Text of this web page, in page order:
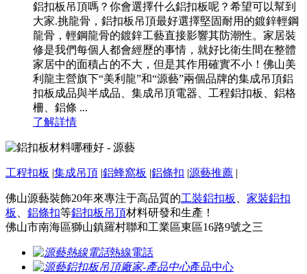
鋁扣板吊頂嗎？你會選擇什么鋁扣板呢？希望可以幫到
大家.挑龍骨，鋁扣板吊頂最好選擇堅固耐用的鍍鋅輕鋼
龍骨，輕鋼龍骨的鍍鋅工藝直接影響其防潮性。家居裝
修是我們每個人都會經歷的事情，就好比衛生間在整體
家居中的面積占的不大，但是其作用確實不小！佛山美
利龍主營旗下“美利龍”和“源藝”兩個品牌的集成吊頂鋁
扣板成品與半成品、集成吊頂電器、工程鋁扣板、鋁格
柵、鋁條 ...
了解詳情
工程扣板 |集成吊頂 |鋁蜂窩板 |鋁條扣 |源藝推薦 |
佛山源藝裝飾20年來專注于高品質的工裝鋁扣板
家裝鋁扣
板
鋁條扣等鋁扣板吊頂材料研發和生產！
佛山市南海區獅山鎮羅村聯和工業區東區16路9號之三
熱線電話
產品中心